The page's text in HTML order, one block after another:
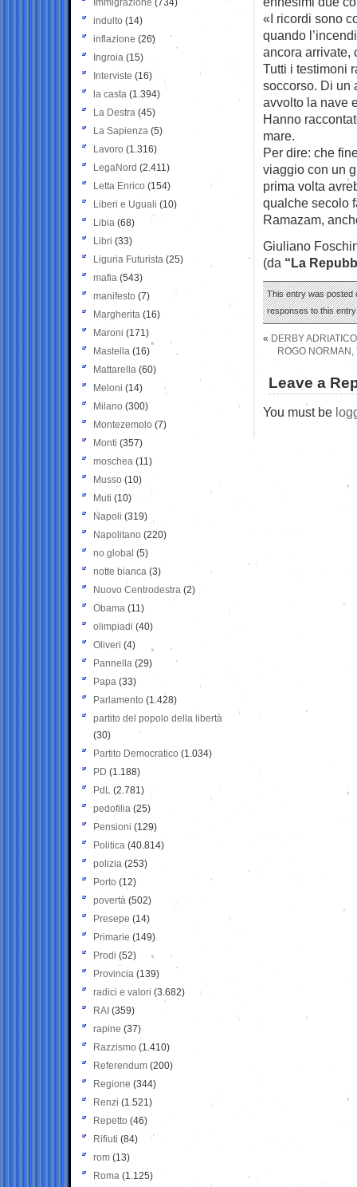
«I ricordi sono
quando
ancora arrivate,
Tutti i testimoni
soccorso. Di un
avvolto la nave
Hanno
mare.
Per dire: che
viaggio con un
prima volta
qualche secolo
Ramazam,
Giuliano
(da “La
This entry was posted
responses to this
« DERBY
ROGO
Leave a
You must be
Immigrazione (734)
indulto (14)
inflazione (26)
Ingroia (15)
Interviste (16)
la casta (1.394)
La Destra (45)
La Sapienza (5)
Lavoro (1.316)
LegaNord (2.411)
Letta Enrico (154)
Liberi e Uguali (10)
Libia (68)
Libri (33)
Liguria Futurista (25)
mafia (543)
manifesto (7)
Margherita (16)
Maroni (171)
Mastella (16)
Mattarella (60)
Meloni (14)
Milano (300)
Montezemolo (7)
Monti (357)
moschea (11)
Musso (10)
Muti (10)
Napoli (319)
Napolitano (220)
no global (5)
notte bianca (3)
Nuovo Centrodestra (2)
Obama (11)
olimpiadi (40)
Oliveri (4)
Pannella (29)
Papa (33)
Parlamento (1.428)
partito del popolo della libertà
(30)
Partito Democratico (1.034)
PD (1.188)
PdL (2.781)
pedofilia (25)
Pensioni (129)
Politica (40.814)
polizia (253)
Porto (12)
povertà (502)
Presepe (14)
Primarie (149)
Prodi (52)
Provincia (139)
radici e valori (3.682)
RAI (359)
rapine (37)
Razzismo (1.410)
Referendum (200)
Regione (344)
Renzi (1.521)
Repetto (46)
Rifiuti (84)
rom (13)
Roma (1.125)